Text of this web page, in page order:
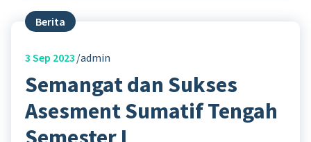
Berita
3 Sep 2023 admin
Semangat dan Sukses
Asesment Sumatif Tengah